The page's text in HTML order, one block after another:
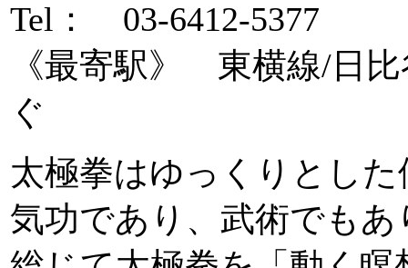
Tel： 03-6412-
《最寄駅》 東横線/日
ぐ
太極拳はゆっくりとし
気功であり、武術でもあ